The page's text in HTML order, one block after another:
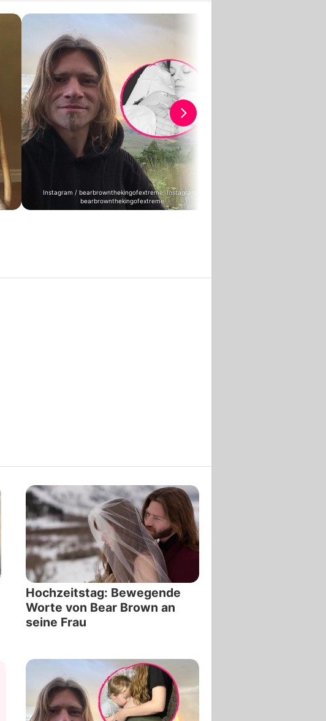
Instagram / bearbrownthekingofextreme, Instagram /
bearbrownthekingofextreme
Hochzeitstag: Bewegende
Worte von Bear Brown an
seine Frau